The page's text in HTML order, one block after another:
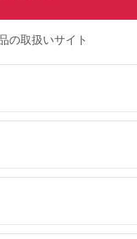
税
高知県 土佐清水市
の取扱いサイト